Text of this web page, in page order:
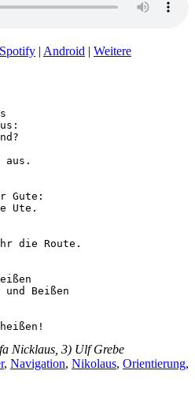
Spotify | Android | Weitere
aus.
Gute:
Ute.
die Route.
Beißen
Nicklaus, 3) Ulf Grebe
, Navigation, Nikolaus, Orientierung,